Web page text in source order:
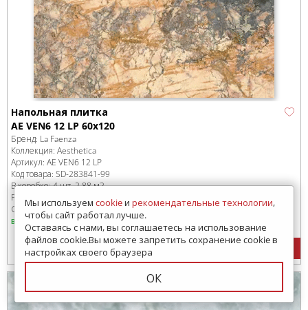
Напольная плитка
AE VEN6 12 LP 60x120
Бренд: La Faenza
Коллекция: Aesthetica
Артикул: AE VEN6 12 LP
Код товара: SD-283841-99
В коробке:4 шт, 2.88 м2
Размер:
Сроки доставки: 7 - 9 дней
в наличии
Цена:9522руб./м2
Мы используем cookieи рекомендательные технологии,
чтобы сайт работал лучше.
Оставаясь с нами, вы соглашаетесь на использование
файлов cookie.Вы можете запретить сохранение cookie в
настройках своего браузера
ОК